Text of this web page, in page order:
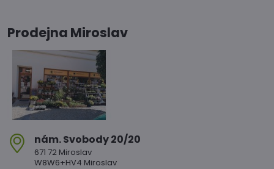
Prodejna Miroslav
nám​. Svobody 20/20
671 72 Miroslav
W8W6+HV4 Miroslav